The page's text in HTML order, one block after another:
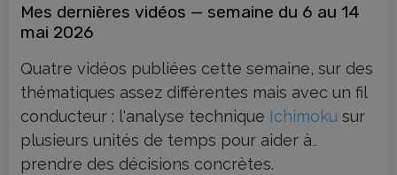
Mes dernières vidéos — semaine du 6 au 14
mai 2026
Quatre vidéos publiées cette semaine, sur des
thématiques assez différentes mais avec un fil
conducteur : l'analyse technique Ichimoku sur
plusieurs unités de temps pour aider à
prendre des décisions concrètes.